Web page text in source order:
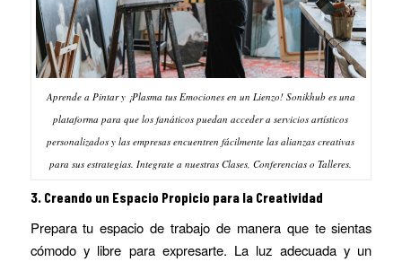
Aprende a Pintar y ¡Plasma tus Emociones en un Lienzo! Sonikhub es una
plataforma para que los fanáticos puedan acceder a servicios artísticos
personalizados y las empresas encuentren fácilmente las alianzas creativas
para sus estrategias. Integrate a nuestras Clases, Conferencias o Talleres.
3. Creando un Espacio Propicio para la Creatividad
Prepara tu espacio de trabajo de manera que te sientas
cómodo y libre para expresarte. La luz adecuada y un